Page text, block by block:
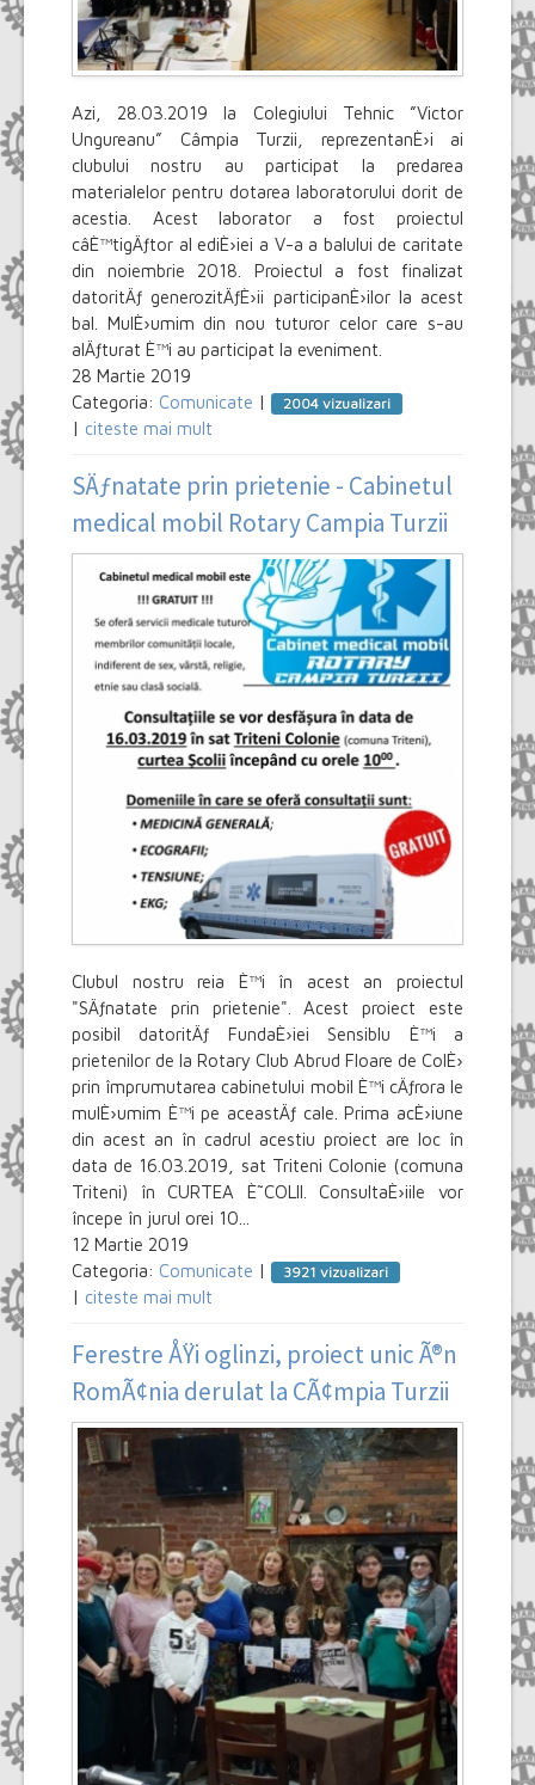
Azi, 28.03.2019 la Colegiului Tehnic ”Victor
Ungureanu” Câmpia Turzii, reprezentanÈ›i ai
clubului nostru au participat la predarea
materialelor pentru dotarea laboratorului dorit de
acestia. Acest laborator a fost proiectul
câÈ™tigÄƒtor al ediÈ›iei a V-a a balului de caritate
din noiembrie 2018. Proiectul a fost finalizat
datoritÄƒ generozitÄƒÈ›ii participanÈ›ilor la acest
bal. MulÈ›umim din nou tuturor celor care s-au
alÄƒturat È™i au participat la eveniment.
28 Martie 2019
Categoria: Comunicate | 2004 vizualizari
| citeste mai mult
SÄƒnatate prin prietenie - Cabinetul
medical mobil Rotary Campia Turzii
Clubul nostru reia È™i în acest an proiectul
"SÄƒnatate prin prietenie". Acest proiect este
posibil datoritÄƒ FundaÈ›iei Sensiblu È™i a
prietenilor de la Rotary Club Abrud Floare de ColÈ›
prin împrumutarea cabinetului mobil È™i cÄƒrora le
mulÈ›umim È™i pe aceastÄƒ cale. Prima acÈ›iune
din acest an în cadrul acestiu proiect are loc în
data de 16.03.2019, sat Triteni Colonie (comuna
Triteni) în CURTEA È˜COLII. ConsultaÈ›iile vor
începe în jurul orei 10...
12 Martie 2019
Categoria: Comunicate | 3921 vizualizari
| citeste mai mult
Ferestre ÅŸi oglinzi, proiect unic Ã®n
RomÃ¢nia derulat la CÃ¢mpia Turzii